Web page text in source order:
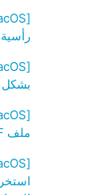
بشكل
ملف PDF قابل للبحث فيه